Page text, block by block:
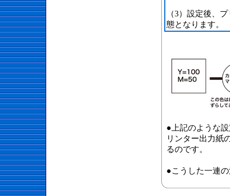
（3）設定後、
態となります。
●上記のような
リンター出力紙
るのです。
●こうした一連